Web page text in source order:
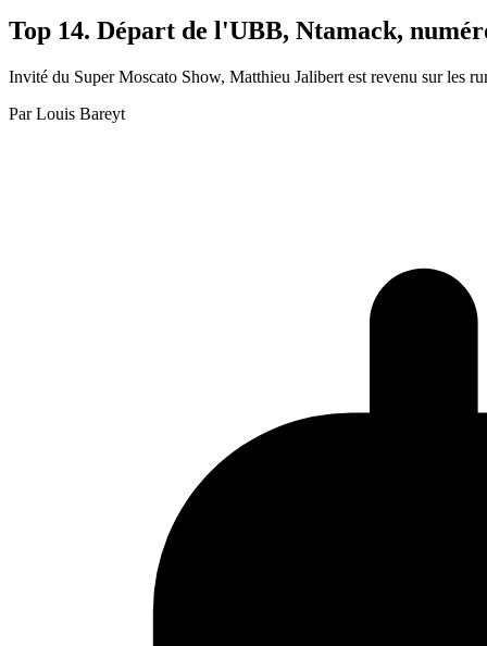
Top 14. Départ de l'UBB, Ntamack,
Invité du Super Moscato Show, Matthieu Jalibert est revenu sur les
Par Louis Bareyt